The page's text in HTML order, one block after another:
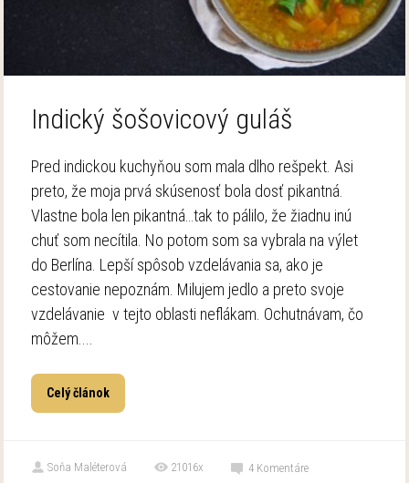
Indický šošovicový guláš
Pred indickou kuchyňou som mala dlho rešpekt. Asi
preto, že moja prvá skúsenosť bola dosť pikantná.
Vlastne bola len pikantná…tak to pálilo, že žiadnu inú
chuť som necítila. No potom som sa vybrala na výlet
do Berlína. Lepší spôsob vzdelávania sa, ako je
cestovanie nepoznám. Milujem jedlo a preto svoje
vzdelávanie v tejto oblasti neflákam. Ochutnávam, čo
môžem....
Celý článok
Soňa Maléterová 21016x 4 Komentáre